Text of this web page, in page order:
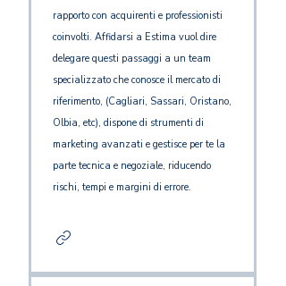
rapporto con acquirenti e professionisti
coinvolti. Affidarsi a Estima vuol dire
delegare questi passaggi a un team
specializzato che conosce il mercato di
riferimento, (Cagliari, Sassari, Oristano,
Olbia, etc), dispone di strumenti di
marketing avanzati e gestisce per te la
parte tecnica e negoziale, riducendo
rischi, tempi e margini di errore.